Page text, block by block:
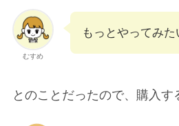
むすめ
もっとやってみた
とのことだったので、購入す